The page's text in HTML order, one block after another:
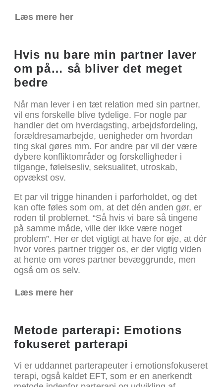
Læs mere her
Hvis nu bare min partner laver
om på… så bliver det meget
bedre
Når man lever i en tæt relation med sin partner,
vil ens forskelle blive tydelige. For nogle par
handler det om hverdagsting, arbejdsfordeling,
forældresamarbejde, uenigheder om hvordan
ting skal gøres mm. For andre par vil der være
dybere konfliktområder og forskelligheder i
tilgange, følelsesliv, seksualitet, utroskab,
opvækst osv.
Et par vil trigge hinanden i parforholdet, og det
kan ofte føles som om, at det dén anden gør, er
roden til problemet. “Så hvis vi bare så tingene
på samme måde, ville der ikke være noget
problem”. Her er det vigtigt at have for øje, at dér
hvor vores partner trigger os, er der vigtig viden
at hente om vores partner bevæggrunde, men
også om os selv.
Læs mere her
Metode parterapi: Emotions
fokuseret parterapi
Vi er uddannet parterapeuter i emotionsfokuseret
terapi, også kaldet EFT, som er en anerkendt